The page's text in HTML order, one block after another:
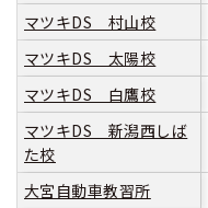
大型二種
合宿免許に必要な持ち物
合宿免許 体験談・口コ
合宿免許 よくある質問
まるわかり！合宿免許
マツキDS 村山校
マツキDS 太陽校
マツキDS 白鷹校
マツキDS 新潟西しば
た校
大宮自動車教習所